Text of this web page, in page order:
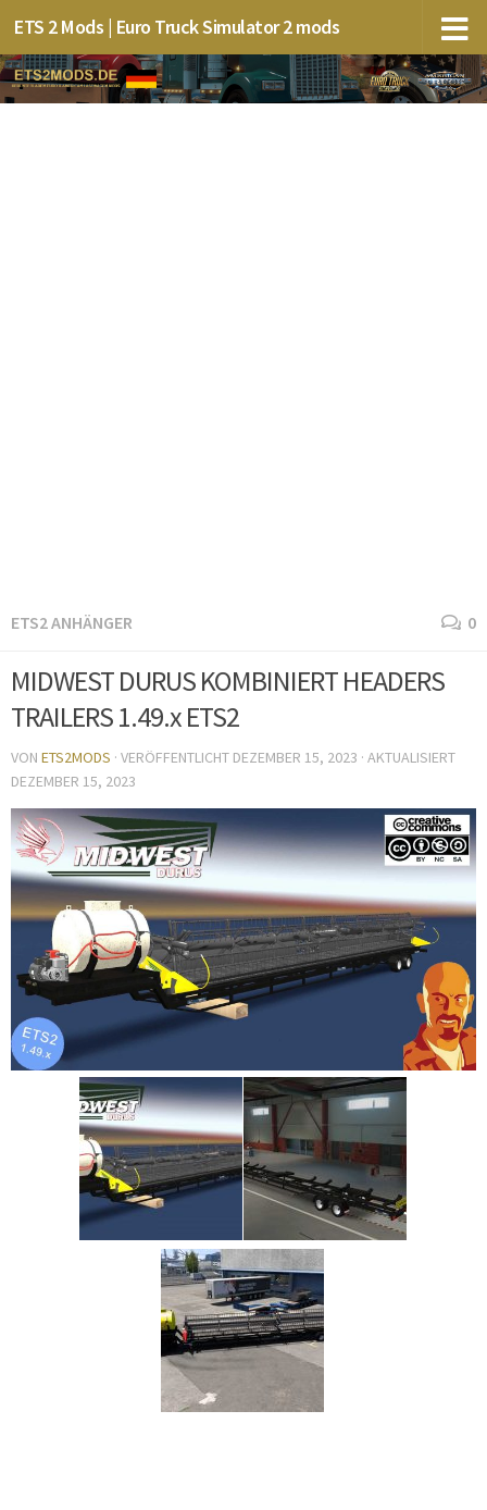
ETS 2 Mods | Euro Truck Simulator 2 mods
ETS2 ANHÄNGER 0
MIDWEST DURUS KOMBINIERT HEADERS
TRAILERS 1.49.x ETS2
VON ETS2MODS · VERÖFFENTLICHT DEZEMBER 15, 2023 · AKTUALISIERT
DEZEMBER 15, 2023